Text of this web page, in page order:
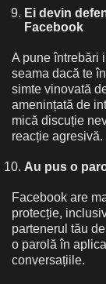
Ei devin
Facebook
A pune întrebări
seama dacă te
simte vinovată
amenințată de
mică discuție
reacție agresivă.
Au pus o
Facebook are
protecție,
partenerul tău
o parolă în
conversațiile.